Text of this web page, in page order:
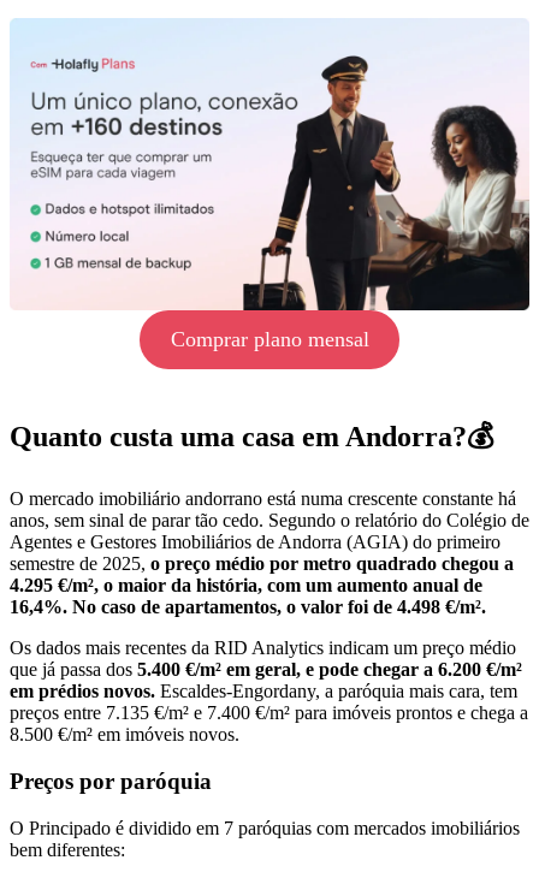
Comprar plano mensal
Quanto custa uma casa em Andorra?💰
O mercado imobiliário andorrano está numa crescente constante há
anos, sem sinal de parar tão cedo. Segundo o relatório do Colégio de
Agentes e Gestores Imobiliários de Andorra (AGIA) do primeiro
semestre de 2025, o preço médio por metro quadrado chegou a
4.295 €/m², o maior da história, com um aumento anual de
16,4%. No caso de apartamentos, o valor foi de 4.498 €/m².
Os dados mais recentes da RID Analytics indicam um preço médio
que já passa dos 5.400 €/m² em geral, e pode chegar a 6.200 €/m²
em prédios novos. Escaldes-Engordany, a paróquia mais cara, tem
preços entre 7.135 €/m² e 7.400 €/m² para imóveis prontos e chega a
8.500 €/m² em imóveis novos.
Preços por paróquia
O Principado é dividido em 7 paróquias com mercados imobiliários
bem diferentes: